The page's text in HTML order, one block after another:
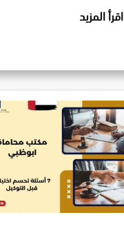
اقرأ المزيد